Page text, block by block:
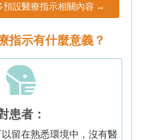
預設醫療指示相關內容 →
指示有什麼意義？
患者：
留在熟悉環境中，沒有醫